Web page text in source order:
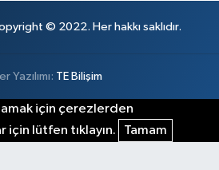
© 2022. Her hakkı saklıdır.
Yazılımı: TE Bilişim
için çerezlerden
için lütfen tıklayın.
Tamam